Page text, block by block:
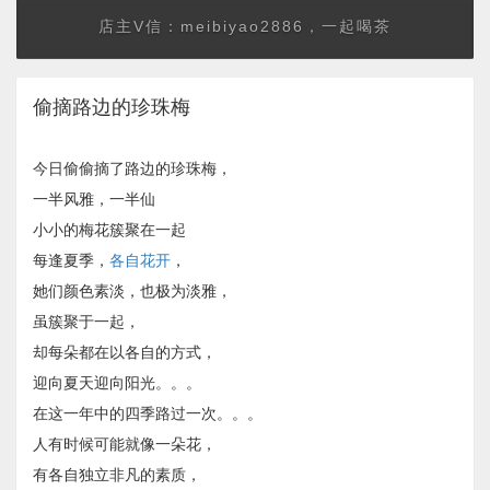
店主V信：meibiyao2886，一起喝茶
偷摘路边的珍珠梅
今日偷偷摘了路边的珍珠梅，
一半风雅，一半仙
小小的梅花簇聚在一起
每逢夏季， 各自花开 ，
她们颜色素淡，也极为淡雅，
虽簇聚于一起，
却每朵都在以各自的方式，
迎向夏天迎向阳光。。。
在这一年中的四季路过一次。。。
人有时候可能就像一朵花，
有各自独立非凡的素质，